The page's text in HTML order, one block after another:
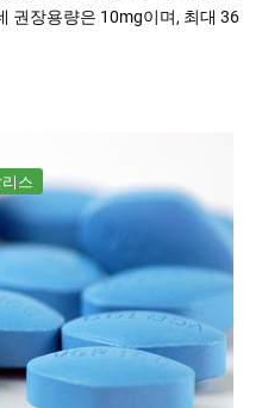
권장용량은 10mg이며, 최대 36
스